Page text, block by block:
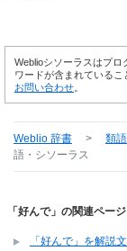
Weblioシソーラスはプ
ワードが含まれているこ
お問い合わせ。
Weblio 辞書 > 類
語・シソーラス
「好んで」の関連ページ
「好んで」を解説